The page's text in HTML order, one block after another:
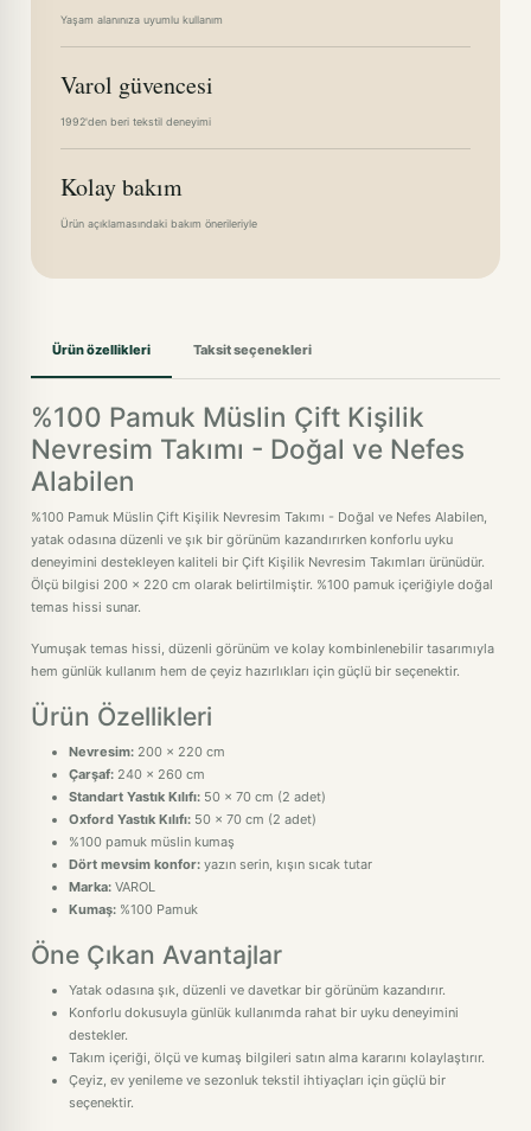
Yaşam alanınıza uyumlu kullanım
Varol güvencesi
1992'den beri tekstil deneyimi
Kolay bakım
Ürün açıklamasındaki bakım önerileriyle
Ürün özellikleri Taksit seçenekleri
%100 Pamuk Müslin Çift Kişilik
Nevresim Takımı - Doğal ve Nefes
Alabilen
%100 Pamuk Müslin Çift Kişilik Nevresim Takımı - Doğal ve Nefes Alabilen,
yatak odasına düzenli ve şık bir görünüm kazandırırken konforlu uyku
deneyimini destekleyen kaliteli bir Çift Kişilik Nevresim Takımları ürünüdür.
Ölçü bilgisi 200 x 220 cm olarak belirtilmiştir. %100 pamuk içeriğiyle doğal
temas hissi sunar.
Yumuşak temas hissi, düzenli görünüm ve kolay kombinlenebilir tasarımıyla
hem günlük kullanım hem de çeyiz hazırlıkları için güçlü bir seçenektir.
Ürün Özellikleri
Nevresim: 200 x 220 cm
Çarşaf: 240 x 260 cm
Standart Yastık Kılıfı: 50 x 70 cm (2 adet)
Oxford Yastık Kılıfı: 50 x 70 cm (2 adet)
%100 pamuk müslin kumaş
Dört mevsim konfor: yazın serin, kışın sıcak tutar
Marka: VAROL
Kumaş: %100 Pamuk
Öne Çıkan Avantajlar
Yatak odasına şık, düzenli ve davetkar bir görünüm kazandırır.
Konforlu dokusuyla günlük kullanımda rahat bir uyku deneyimini
destekler.
Takım içeriği, ölçü ve kumaş bilgileri satın alma kararını kolaylaştırır.
Çeyiz, ev yenileme ve sezonluk tekstil ihtiyaçları için güçlü bir
seçenektir.